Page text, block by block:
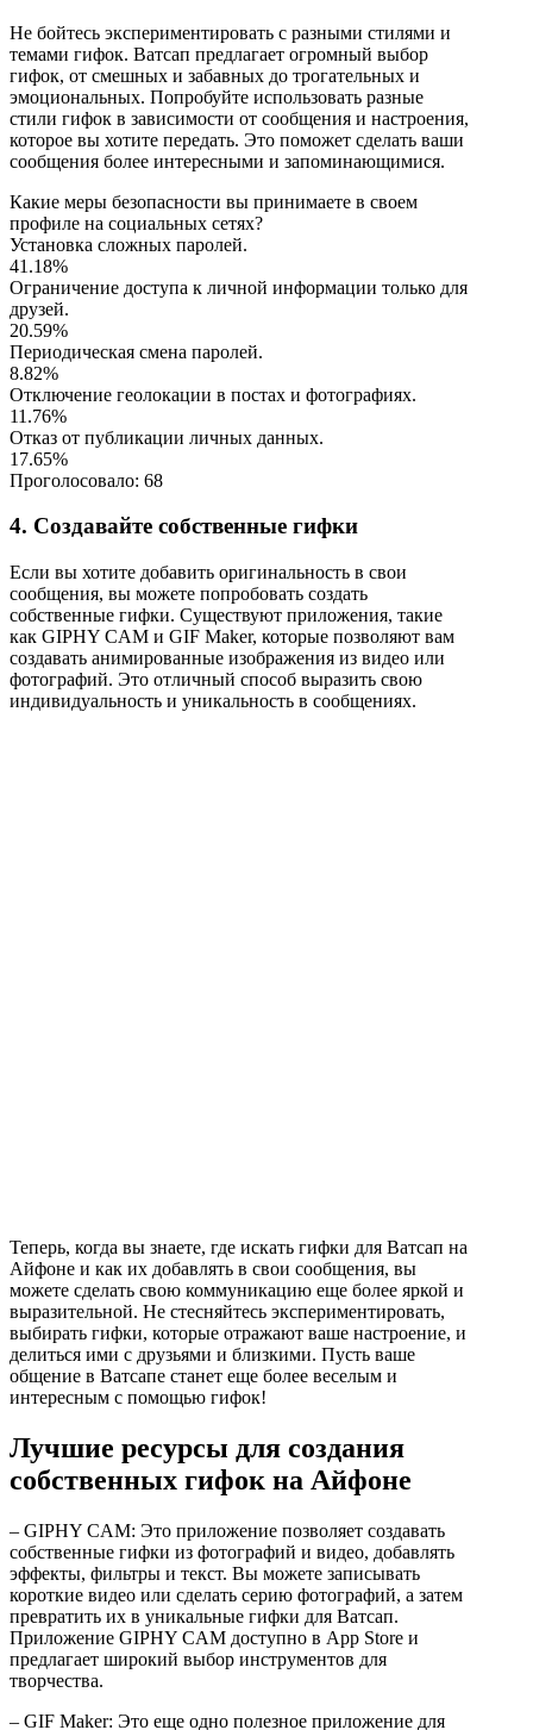
Не бойтесь экспериментировать с разными стилями и
темами гифок. Ватсап предлагает огромный выбор
гифок, от смешных и забавных до трогательных и
эмоциональных. Попробуйте использовать разные
стили гифок в зависимости от сообщения и настроения,
которое вы хотите передать. Это поможет сделать ваши
сообщения более интересными и запоминающимися.
Какие меры безопасности вы принимаете в своем
профиле на социальных сетях?
Установка сложных паролей.
41.18%
Ограничение доступа к личной информации только для
друзей.
20.59%
Периодическая смена паролей.
8.82%
Отключение геолокации в постах и фотографиях.
11.76%
Отказ от публикации личных данных.
17.65%
Проголосовало: 68
4. Создавайте собственные гифки
Если вы хотите добавить оригинальность в свои
сообщения, вы можете попробовать создать
собственные гифки. Существуют приложения, такие
как GIPHY CAM и GIF Maker, которые позволяют вам
создавать анимированные изображения из видео или
фотографий. Это отличный способ выразить свою
индивидуальность и уникальность в сообщениях.
Теперь, когда вы знаете, где искать гифки для Ватсап на
Айфоне и как их добавлять в свои сообщения, вы
можете сделать свою коммуникацию еще более яркой и
выразительной. Не стесняйтесь экспериментировать,
выбирать гифки, которые отражают ваше настроение, и
делиться ими с друзьями и близкими. Пусть ваше
общение в Ватсапе станет еще более веселым и
интересным с помощью гифок!
Лучшие ресурсы для создания
собственных гифок на Айфоне
– GIPHY CAM: Это приложение позволяет создавать
собственные гифки из фотографий и видео, добавлять
эффекты, фильтры и текст. Вы можете записывать
короткие видео или сделать серию фотографий, а затем
превратить их в уникальные гифки для Ватсап.
Приложение GIPHY CAM доступно в App Store и
предлагает широкий выбор инструментов для
творчества.
– GIF Maker: Это еще одно полезное приложение для